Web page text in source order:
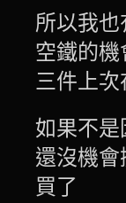
所以我
空鐵的
三件上
如果不是
還沒機
買了